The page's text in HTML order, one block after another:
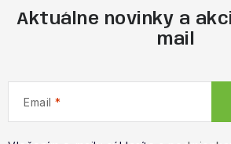
Aktuálne novinky a
mail
Email